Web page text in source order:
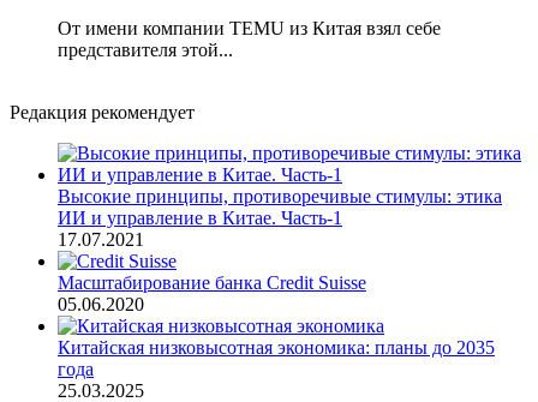
От имени компании TEMU из Китая взял себе
представителя этой...
Редакция рекомендует
Высокие принципы, противоречивые стимулы: этика
ИИ и управление в Китае. Часть-1
17.07.2021
Масштабирование банка Credit Suisse
05.06.2020
Китайская низковысотная экономика: планы до 2035
года
25.03.2025